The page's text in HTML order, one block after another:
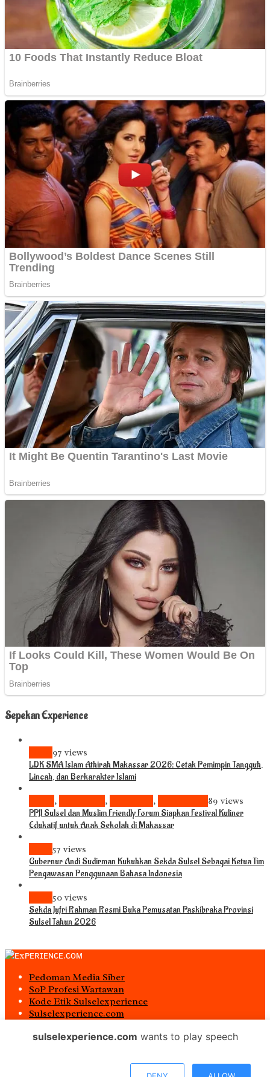
Sepekan Experience
97 views
LDK SMA Islam Athirah Makassar 2026: Cetak Pemimpin Tangguh,
Lincah, dan Berkarakter Islami
, , , 89 views
PPJI Sulsel dan Muslim Friendly Forum Siapkan Festival Kuliner
Edukatif untuk Anak Sekolah di Makassar
57 views
Gubernur Andi Sudirman Kukuhkan Sekda Sulsel Sebagai Ketua Tim
Pengawasan Penggunaan Bahasa Indonesia
50 views
Sekda Jufri Rahman Resmi Buka Pemusatan Paskibraka Provinsi
Sulsel Tahun 2026
Pedoman Media Siber
S0P Profesi Wartawan
Kode Etik Sulselexperience
Sulselexperience.com
Tentang SulselExperience
sulselexperience.com wants to play speech